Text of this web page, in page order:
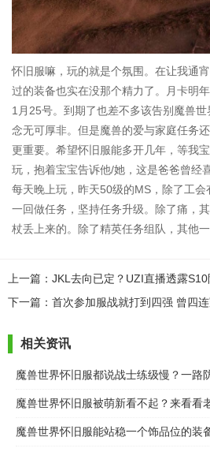
怀旧服嘛，玩的就是个氛围。在让我通
过的装备也实在没那个精力了。月卡明
1月25号。到期了也差不多该告别魔兽
念无可厚非。但是魔兽的爱与家庭任务
更重要。希望怀旧服能多开几年，等我
玩，抱着宝宝告诉他/她，这是爸爸曾经
每天晚上玩，昨天50级的MS，除了工
一回做任务，坚持任务升级。除了痛，
杖丢上来的。除了精英任务组队，其他一
上一篇：JKL去向已定？UZI直播透露
单很强
下一篇：首次参加服战就打到四强 曾四
相关资讯
魔兽世界怀旧服都说战士练级慢？一路